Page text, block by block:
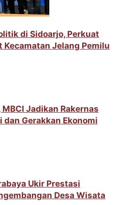
di Sidoarjo, Perkuat
Jelang Pemilu
Jadikan Rakernas
Gerakkan Ekonomi
Ukir Prestasi
Desa Wisata